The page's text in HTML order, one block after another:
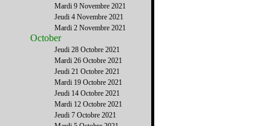
Mardi 9 Novembre 2021
Jeudi 4 Novembre 2021
Mardi 2 Novembre 2021
October
Jeudi 28 Octobre 2021
Mardi 26 Octobre 2021
Jeudi 21 Octobre 2021
Mardi 19 Octobre 2021
Jeudi 14 Octobre 2021
Mardi 12 Octobre 2021
Jeudi 7 Octobre 2021